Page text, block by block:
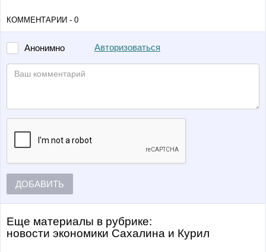
КОММЕНТАРИИ - 0
Анонимно Авторизоваться
ДОБАВИТЬ
Еще материалы в рубрике:
Новости экономики Сахалина и Курил